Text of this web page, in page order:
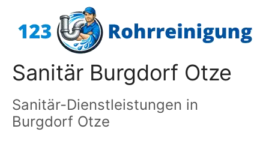
Inhalt
Sanitär Burgdorf Otze
Sanitär-Dienstleistungen in
Burgdorf Otze